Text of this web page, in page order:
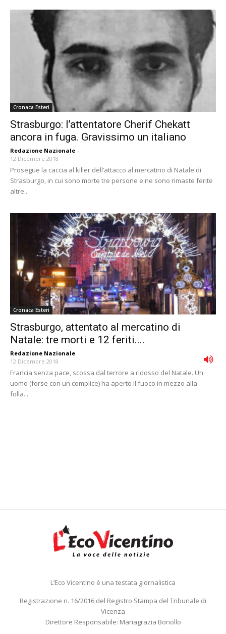
Cronaca Esteri
Strasburgo: l’attentatore Cherif Chekatt
ancora in fuga. Gravissimo un italiano
Redazione Nazionale -
12 Dicembre 2018
Prosegue la caccia al killer dell’attacco al mercatino di Natale di
Strasburgo, in cui sono morte tre persone e ne sono rimaste ferite
altre...
Cronaca Esteri
Strasburgo, attentato al mercatino di
Natale: tre morti e 12 feriti....
Redazione Nazionale -
12 Dicembre 2018
Francia senza pace, scossa dal terrore a ridosso del Natale. Un
uomo (forse con un complice) ha aperto il fuoco in mezzo alla
folla...
L’Eco Vicentino è una testata giornalistica
Registrazione n. 16/2016 del Registro Stampa del Tribunale di
Vicenza
Direttore Responsabile: Mariagrazia Bonollo